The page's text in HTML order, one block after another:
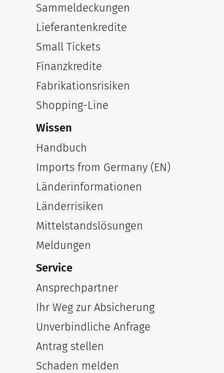
Sammeldeckungen
Lieferantenkredite
Small Tickets
Finanzkredite
Fabrikationsrisiken
Shopping-Line
Wissen
Handbuch
Imports from Germany (EN)
Länderinformationen
Länderrisiken
Mittelstandslösungen
Meldungen
Service
Ansprechpartner
Ihr Weg zur Absicherung
Unverbindliche Anfrage
Antrag stellen
Schaden melden